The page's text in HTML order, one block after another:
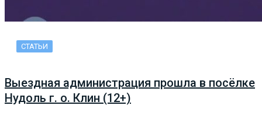
СТАТЬИ
Выездная администрация прошла в посёлке
Нудоль г. о. Клин (12+)